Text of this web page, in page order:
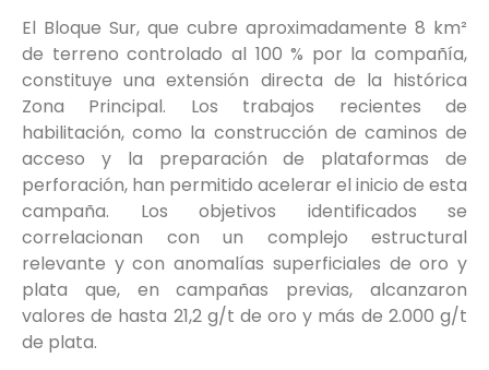
El Bloque Sur, que cubre aproximadamente 8 km²
de terreno controlado al 100 % por la compañía,
constituye una extensión directa de la histórica
Zona Principal. Los trabajos recientes de
habilitación, como la construcción de caminos de
acceso y la preparación de plataformas de
perforación, han permitido acelerar el inicio de esta
campaña. Los objetivos identificados se
correlacionan con un complejo estructural
relevante y con anomalías superficiales de oro y
plata que, en campañas previas, alcanzaron
valores de hasta 21,2 g/t de oro y más de 2.000 g/t
de plata.